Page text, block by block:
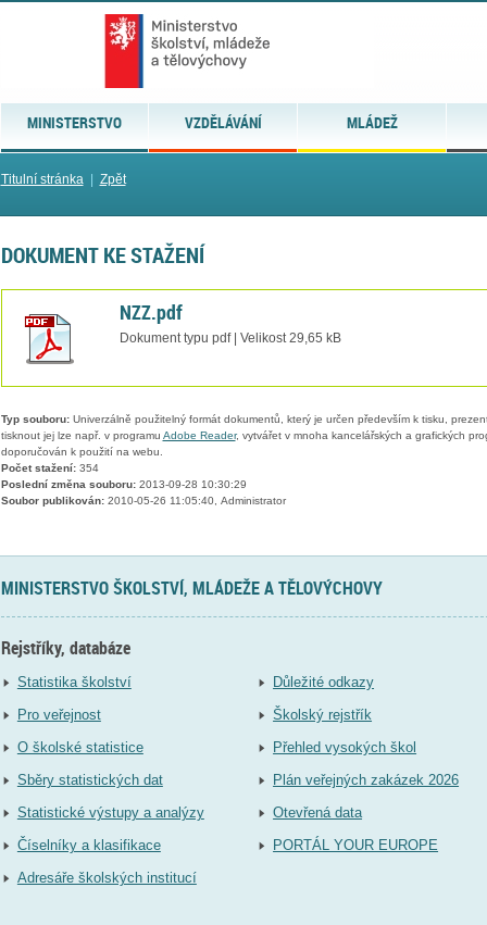
MINISTERSTVO VZDĚLÁVÁNÍ MLÁDEŽ
Titulní stránka| Zpět
DOKUMENT KE STAŽENÍ
NZZ.pdf
Dokument typu pdf | Velikost 29,65 kB
Typ souboru:Univerzálně použitelný formát dokumentů, který je určen především k tisku,
tisknout jej lze např. v programu Adobe Reader, vytvářet v mnoha kancelářských a grafických
doporučován k použití na webu.
Počet stažení:354
Poslední změna souboru:2013-09-28 10:30:29
Soubor publikován:2010-05-26 11:05:40, Administrator
MINISTERSTVO ŠKOLSTVÍ, MLÁDEŽE A TĚLOVÝCHOVY
Rejstříky, databáze
Statistika školství
Pro veřejnost
O školské statistice
Sběry statistických dat
Statistické výstupy a analýzy
Číselníky a klasifikace
Adresáře školských institucí
Důležité odkazy
Školský rejstřík
Přehled vysokých škol
Plán veřejných zakázek 2026
Otevřená data
PORTÁL YOUR EUROPE